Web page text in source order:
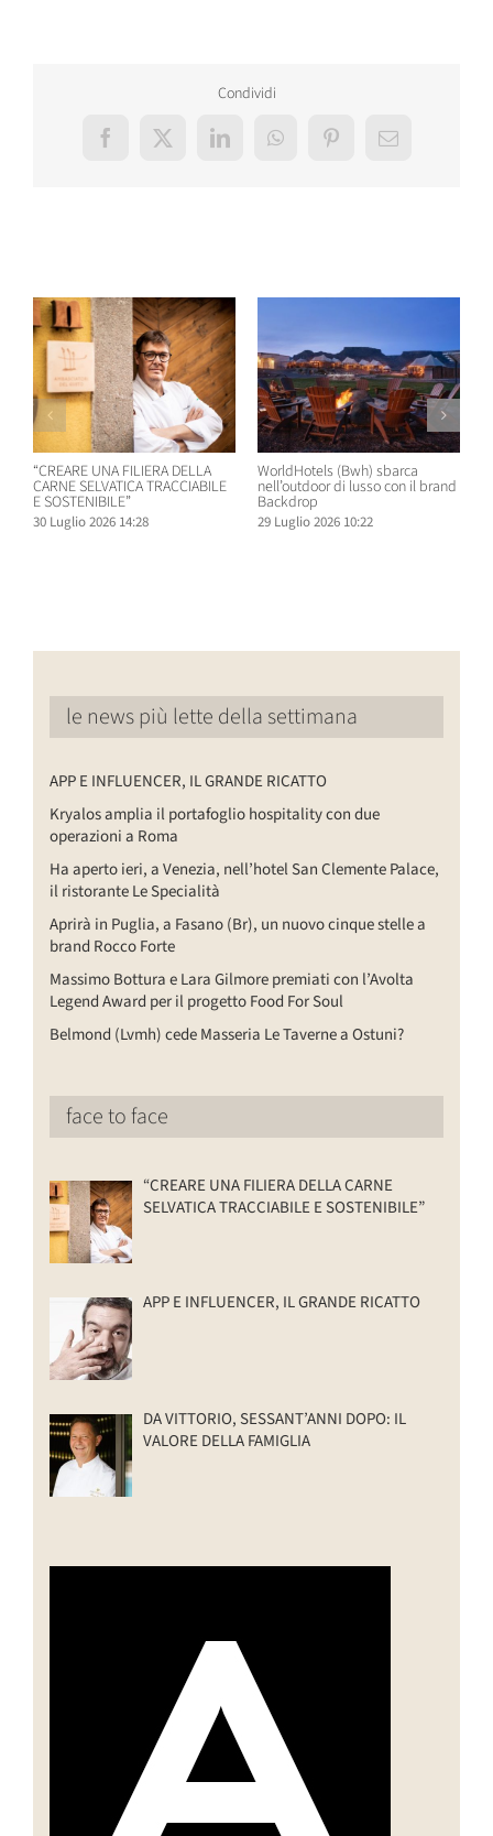
Condividi
Facebook
X LinkedInWhatsAppPinterestEmail
“CREARE UNA FILIERA DELLA
CARNE SELVATICA TRACCIABILE
E SOSTENIBILE”
30 Luglio 2026 14:28
WorldHotels (Bwh) sbarca
nell’outdoor di lusso con il brand
Backdrop
29 Luglio 2026 10:22
le news più lette della settimana
APP E INFLUENCER, IL GRANDE RICATTO
Kryalos amplia il portafoglio hospitality con due
operazioni a Roma
Ha aperto ieri, a Venezia, nell’hotel San Clemente Palace,
il ristorante Le Specialità
Aprirà in Puglia, a Fasano (Br), un nuovo cinque stelle a
brand Rocco Forte
Massimo Bottura e Lara Gilmore premiati con l’Avolta
Legend Award per il progetto Food For Soul
Belmond (Lvmh) cede Masseria Le Taverne a Ostuni?
face to face
“CREARE UNA FILIERA DELLA CARNE
SELVATICA TRACCIABILE E SOSTENIBILE”
APP E INFLUENCER, IL GRANDE RICATTO
DA VITTORIO, SESSANT’ANNI DOPO: IL
VALORE DELLA FAMIGLIA